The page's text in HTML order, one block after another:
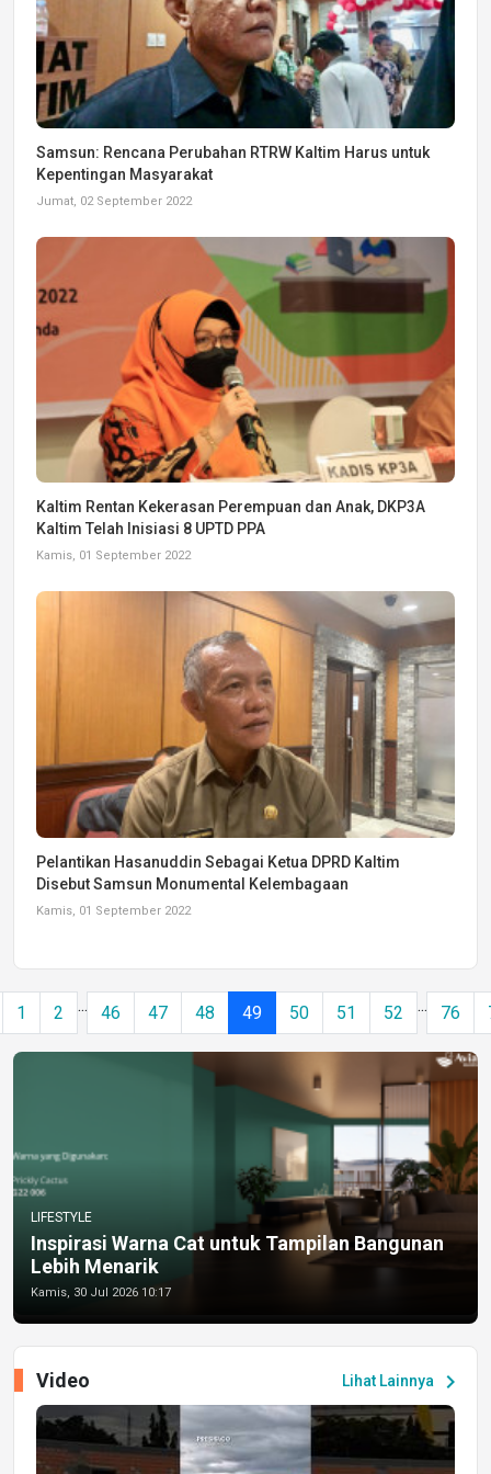
Samsun: Rencana Perubahan RTRW Kaltim Harus untuk
Kepentingan Masyarakat
Jumat, 02 September 2022
Kaltim Rentan Kekerasan Perempuan dan Anak, DKP3A
Kaltim Telah Inisiasi 8 UPTD PPA
Kamis, 01 September 2022
Pelantikan Hasanuddin Sebagai Ketua DPRD Kaltim
Disebut Samsun Monumental Kelembagaan
Kamis, 01 September 2022
1 2 ... 46 47 48 49 50 51 52 ... 76
LIFESTYLE
Inspirasi Warna Cat untuk Tampilan Bangunan
Lebih Menarik
Kamis, 30 Jul 2026 10:17
Lihat Lainnya chevron_right
Video